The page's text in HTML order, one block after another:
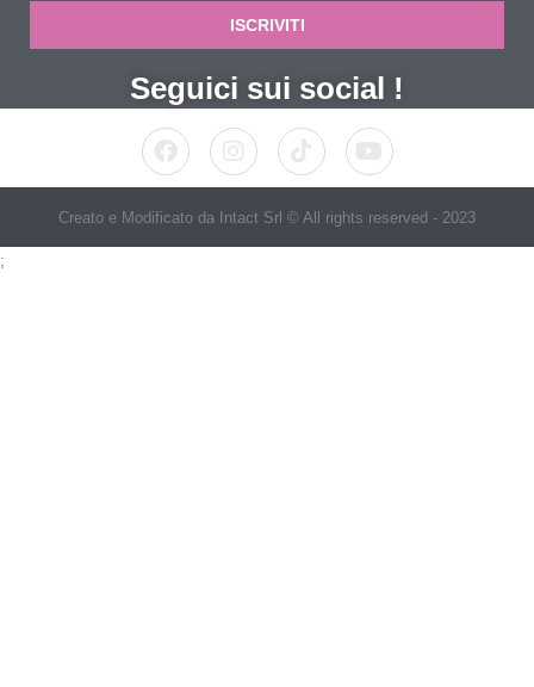
ISCRIVITI
Seguici sui social !
Creato e Modificato da Intact Srl © All rights reserved - 2023
;